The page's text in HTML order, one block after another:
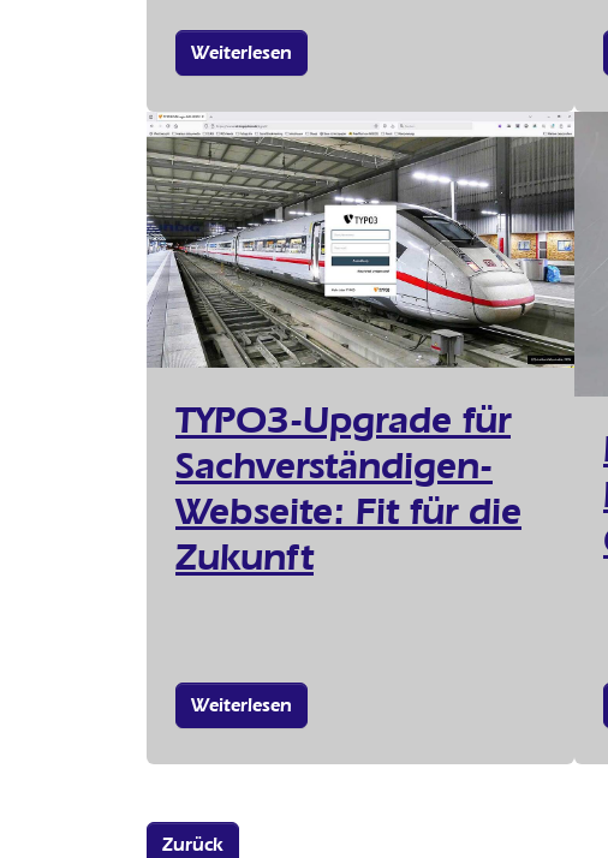
Weiterlesen
TYPO3-Upgrade für
Sachverständigen-
Webseite: Fit für die
Zukunft
Weiterlesen
Zurück